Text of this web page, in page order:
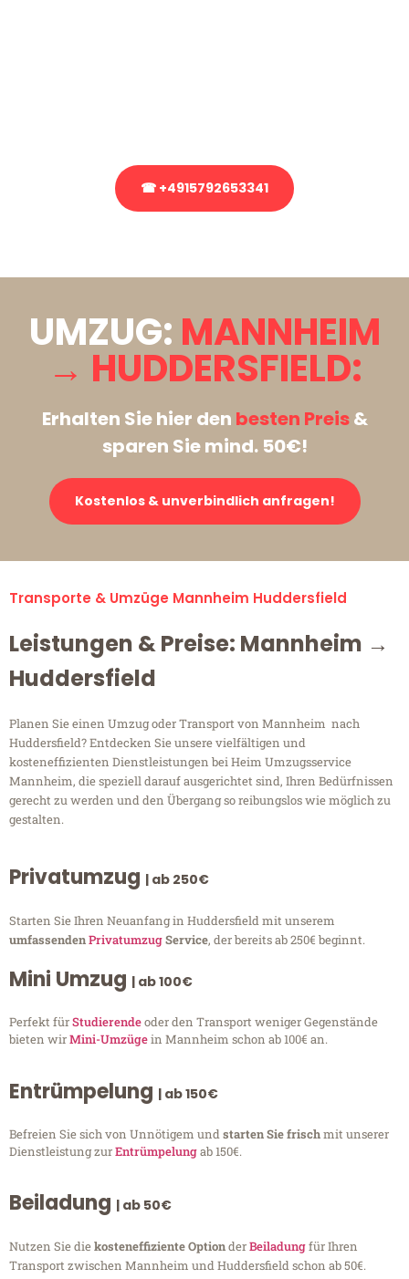
☎ +4915792653341
UMZUG: MANNHEIM
→ HUDDERSFIELD:
Erhalten Sie hier den besten Preis&
sparen Sie mind. 50€!
Kostenlos & unverbindlich anfragen!
Transporte & Umzüge Mannheim Huddersfield
Leistungen & Preise: Mannheim →
Huddersfield
Planen Sie einen Umzug oder Transport von Mannheim nach
Huddersfield? Entdecken Sie unsere vielfältigen und
kosteneffizienten Dienstleistungen bei Heim Umzugsservice
Mannheim, die speziell darauf ausgerichtet sind, Ihren Bedürfnissen
gerecht zu werden und den Übergang so reibungslos wie möglich zu
gestalten.
Privatumzug | ab 250€
Starten Sie Ihren Neuanfang in Huddersfield mit unserem
umfassendenPrivatumzugService, der bereits ab 250€ beginnt.
Mini Umzug | ab 100€
Perfekt fürStudierendeoder den Transport weniger Gegenstände
bieten wirMini-Umzügein Mannheim schon ab 100€ an.
Entrümpelung | ab 150€
Befreien Sie sich von Unnötigem undstarten Sie frischmit unserer
Dienstleistung zurEntrümpelungab 150€.
Beiladung | ab 50€
Nutzen Sie diekosteneffiziente OptionderBeiladungfür Ihren
Transport zwischen Mannheim und Huddersfield schon ab 50€.